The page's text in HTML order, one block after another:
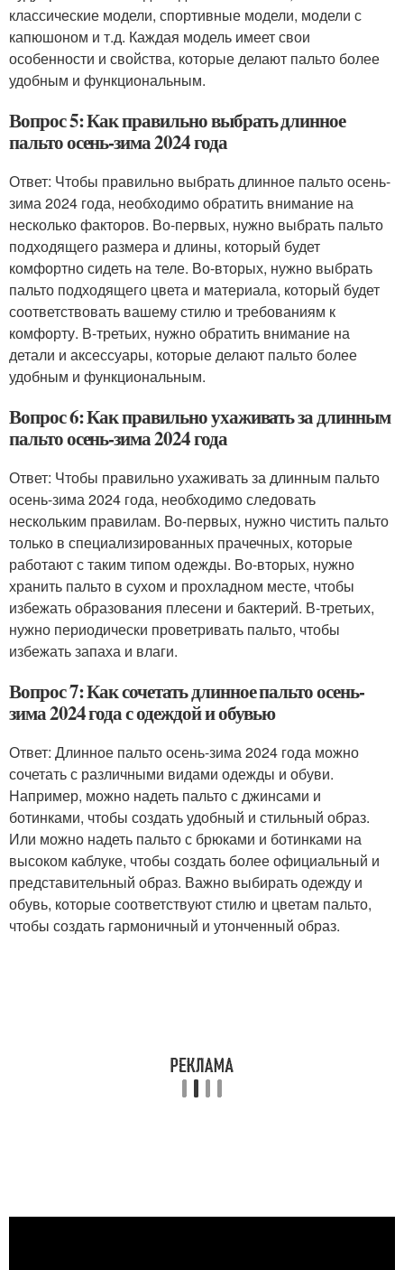
классические модели, спортивные модели, модели с
капюшоном и т.д. Каждая модель имеет свои
особенности и свойства, которые делают пальто более
удобным и функциональным.
Вопрос 5: Как правильно выбрать длинное
пальто осень-зима 2024 года
Ответ: Чтобы правильно выбрать длинное пальто осень-
зима 2024 года, необходимо обратить внимание на
несколько факторов. Во-первых, нужно выбрать пальто
подходящего размера и длины, который будет
комфортно сидеть на теле. Во-вторых, нужно выбрать
пальто подходящего цвета и материала, который будет
соответствовать вашему стилю и требованиям к
комфорту. В-третьих, нужно обратить внимание на
детали и аксессуары, которые делают пальто более
удобным и функциональным.
Вопрос 6: Как правильно ухаживать за длинным
пальто осень-зима 2024 года
Ответ: Чтобы правильно ухаживать за длинным пальто
осень-зима 2024 года, необходимо следовать
нескольким правилам. Во-первых, нужно чистить пальто
только в специализированных прачечных, которые
работают с таким типом одежды. Во-вторых, нужно
хранить пальто в сухом и прохладном месте, чтобы
избежать образования плесени и бактерий. В-третьих,
нужно периодически проветривать пальто, чтобы
избежать запаха и влаги.
Вопрос 7: Как сочетать длинное пальто осень-
зима 2024 года с одеждой и обувью
Ответ: Длинное пальто осень-зима 2024 года можно
сочетать с различными видами одежды и обуви.
Например, можно надеть пальто с джинсами и
ботинками, чтобы создать удобный и стильный образ.
Или можно надеть пальто с брюками и ботинками на
высоком каблуке, чтобы создать более официальный и
представительный образ. Важно выбирать одежду и
обувь, которые соответствуют стилю и цветам пальто,
чтобы создать гармоничный и утонченный образ.